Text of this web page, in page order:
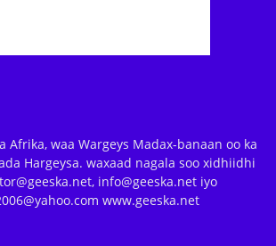
Afrika, waa Wargeys Madax-banaan oo ka
Hargeysa. waxaad nagala soo xidhiidhi
info@geeska.net iyo
www.geeska.net